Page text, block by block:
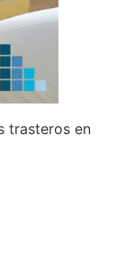
trasteros en